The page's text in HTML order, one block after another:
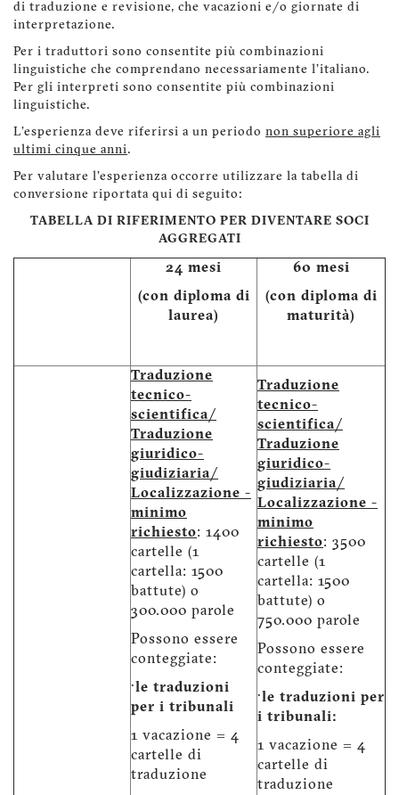
di traduzione e revisione, che vacazioni e/o giornate di
interpretazione.
Per i traduttori sono consentite più combinazioni
linguistiche che comprendano necessariamente l'italiano.
Per gli interpreti sono consentite più combinazioni
linguistiche.
L'esperienza deve riferirsi a un periodo non superiore agli
ultimi cinque anni.
Per valutare l'esperienza occorre utilizzare la tabella di
conversione riportata qui di seguito:
TABELLA DI RIFERIMENTO PER DIVENTARE SOCI
AGGREGATI
24 mesi
(con diploma di
laurea)
60 mesi
(con diploma di
maturità)
Traduzione
tecnico-
scientifica/
Traduzione
giuridico-
giudiziaria/
Localizzazione -
minimo
richiesto: 1400
cartelle (1
cartella: 1500
battute) o
300.000 parole
Possono essere
conteggiate:
·le traduzioni
per i tribunali
1 vacazione = 4
cartelle di
traduzione
Traduzione
tecnico-
scientifica/
Traduzione
giuridico-
giudiziaria/
Localizzazione -
minimo
richiesto: 3500
cartelle (1
cartella: 1500
battute) o
750.000 parole
Possono essere
conteggiate:
·le traduzioni per
i tribunali:
1 vacazione = 4
cartelle di
traduzione